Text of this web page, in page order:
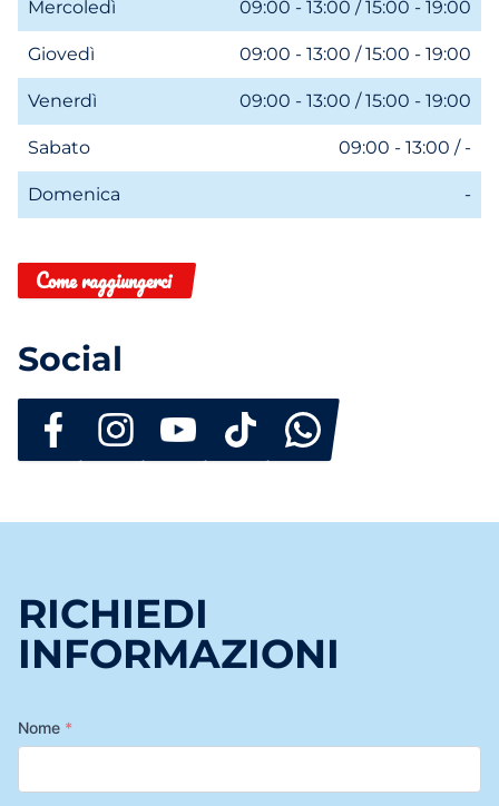
Mercoledì 09:00 - 13:00 / 15:00 - 19:00
Giovedì 09:00 - 13:00 / 15:00 - 19:00
Venerdì 09:00 - 13:00 / 15:00 - 19:00
Sabato 09:00 - 13:00 / -
Domenica -
Come raggiungerci
Social
RICHIEDI
INFORMAZIONI
Nome *